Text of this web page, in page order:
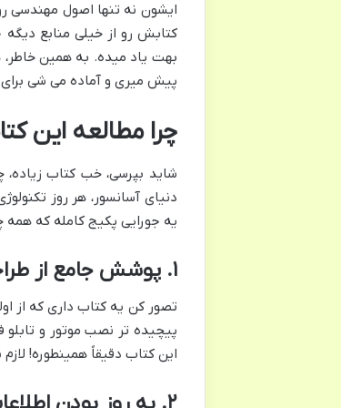
ایشون نه تنها اصول مهندسی
کتابش رو از خیلی منابع
بهت یاد میده. به همین
پیش میری و آماده می شی
چرا مطالعه این
شاید بپرسی، خب کتاب زیاده،
دنیای آسانسور، هر روز
یه جورایی پکیج کامله که همه
۱. پوشش جامع از طراحی تا نگهداری
تصور کن یه کتاب داری که از
پیچیده تر نصب موتور و
این کتاب دقیقاً همینطوره!